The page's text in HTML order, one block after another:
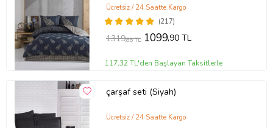
(217)
Ücretsiz / 24 Saatte Kargo
1319,88 TL 1099,90 TL
117,32 TL'den Başlayan Taksitlerle
çarşaf seti (Siyah)
Ücretsiz / 24 Saatte Kargo